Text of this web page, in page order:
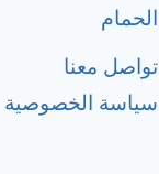
الحمام
تواصل معنا
سياسة الخصوصية